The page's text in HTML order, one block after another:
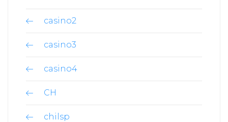
casino2
casino3
casino4
CH
chilsp